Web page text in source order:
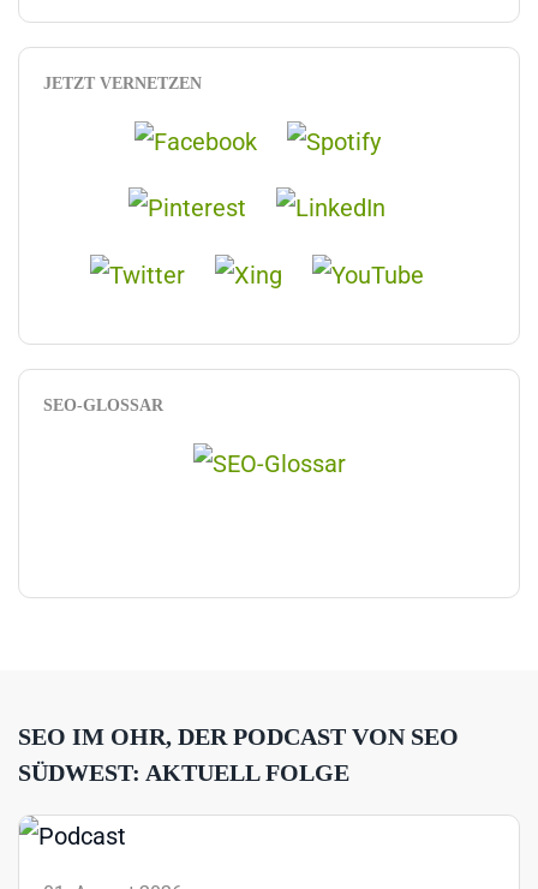
JETZT VERNETZEN
SEO-GLOSSAR
SEO IM OHR, DER PODCAST VON SEO
SÜDWEST: AKTUELL FOLGE